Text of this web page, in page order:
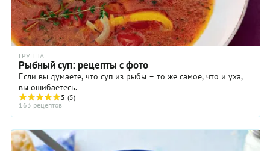
ГРУППА
Рыбный суп: рецепты с фото
Если вы думаете, что суп из рыбы – то же самое, что и уха,
вы ошибаетесь.
5 (5)
163 рецептов